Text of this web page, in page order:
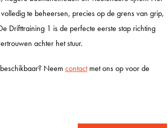
KNAF COUREUROPLEIDING
KNAF OPFRISCURSUS
TT CIRCUIT ASSEN
te beheersen, precies op de grens van grip,
Drifttraining 1 is de perfecte eerste stap richting
achter het stuur.
Neem contactmet ons op voor de